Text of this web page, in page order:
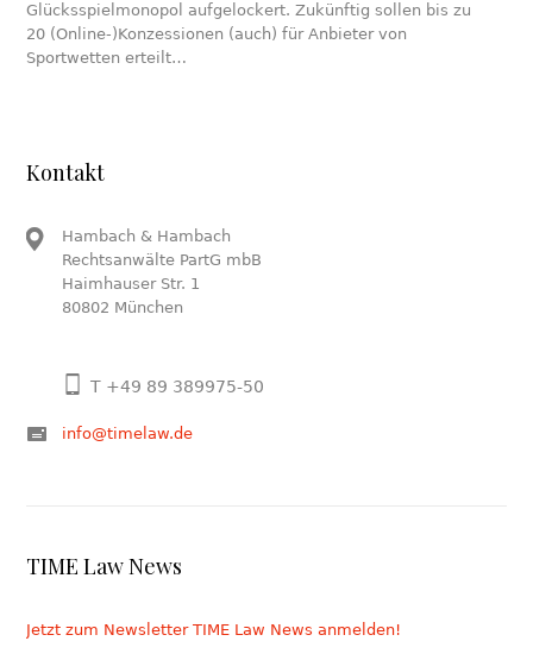
Glücksspielmonopol aufgelockert. Zukünftig sollen bis zu
20 (Online-)Konzessionen (auch) für Anbieter von
Sportwetten erteilt…
Kontakt
Hambach & Hambach
Rechtsanwälte PartG mbB
Haimhauser Str. 1
80802 München
T +49 89 389975-50
info@timelaw.de
TIME Law News
Jetzt zum Newsletter TIME Law News anmelden!